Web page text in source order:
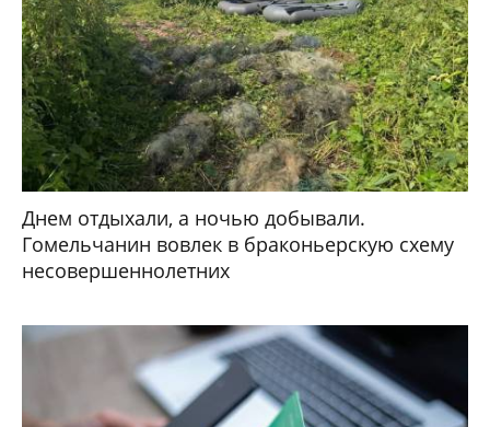
Днем отдыхали, а ночью добывали.
Гомельчанин вовлек в браконьерскую схему
несовершеннолетних